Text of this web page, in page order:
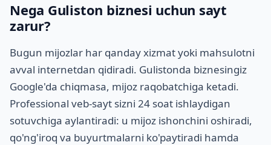
Nega Guliston biznesi uchun sayt
zarur?
Bugun mijozlar har qanday xizmat yoki mahsulotni
avval internetdan qidiradi. Gulistonda biznesingiz
Google'da chiqmasa, mijoz raqobatchiga ketadi.
Professional veb-sayt sizni 24 soat ishlaydigan
sotuvchiga aylantiradi: u mijoz ishonchini oshiradi,
qo'ng'iroq va buyurtmalarni ko'paytiradi hamda